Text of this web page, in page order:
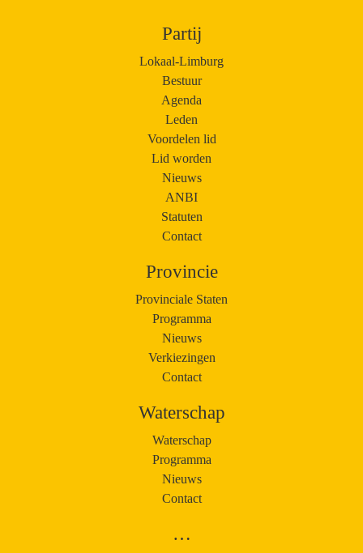
Partij
Lokaal-Limburg
Bestuur
Agenda
Leden
Voordelen lid
Lid worden
Nieuws
ANBI
Statuten
Contact
Provincie
Provinciale Staten
Programma
Nieuws
Verkiezingen
Contact
Waterschap
Waterschap
Programma
Nieuws
Contact
…